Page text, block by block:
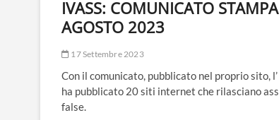
IVASS: COMUNICATO
AGOSTO 2023
17 Settembre 2023
Con il comunicato, pubblicato nel proprio sito, l’
ha pubblicato 20 siti internet che rilasciano
false.